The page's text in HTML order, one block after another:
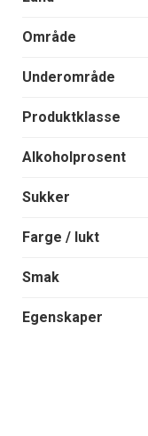
Område
Underområde
Produktklasse
Alkoholprosent
Sukker
Farge / lukt
Smak
Egenskaper